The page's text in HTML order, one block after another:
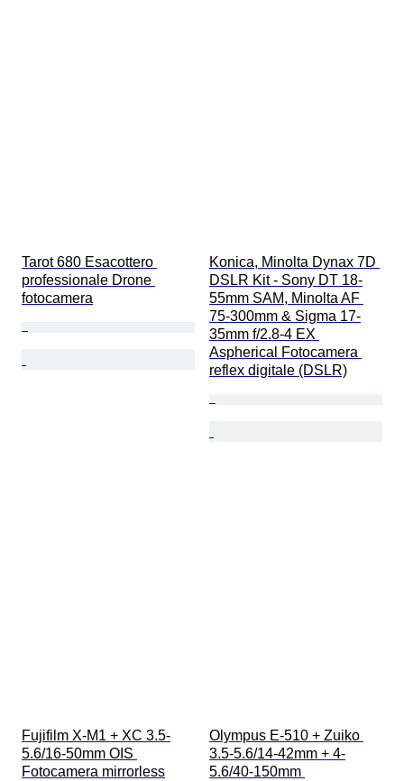
Tarot 680 Esacottero
professionale Drone
fotocamera
Konica, Minolta Dynax 7D
DSLR Kit - Sony DT 18-
55mm SAM, Minolta AF
75-300mm & Sigma 17-
35mm f/2.8-4 EX
Aspherical Fotocamera
reflex digitale (DSLR)
Fujifilm X-M1 + XC 3.5-
5.6/16-50mm OIS
Fotocamera mirrorless
Olympus E-510 + Zuiko
3.5-5.6/14-42mm + 4-
5.6/40-150mm